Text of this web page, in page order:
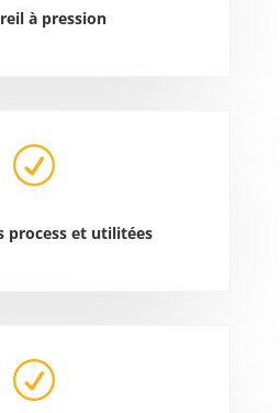
à pression
R
process et utilitées
R